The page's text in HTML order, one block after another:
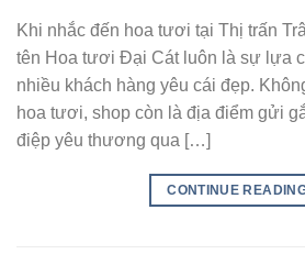
Khi nhắc đến hoa tươi tại Thị trấn
tên Hoa tươi Đại Cát luôn là sự lựa
nhiều khách hàng yêu cái đẹp.
hoa tươi, shop còn là địa điểm gửi
điệp yêu thương qua […]
CONTINUE